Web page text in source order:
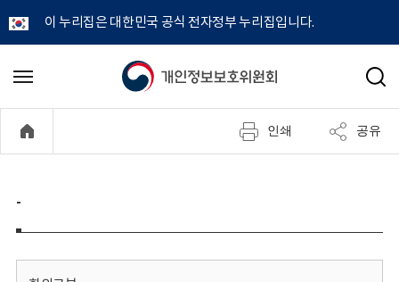
이 누리집은 대한민국 공식 전자정부 누리집입니다.
개
정
보
메
기
검
인쇄 공유
-